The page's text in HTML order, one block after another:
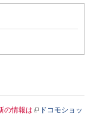
の情報は
ドコモショッ